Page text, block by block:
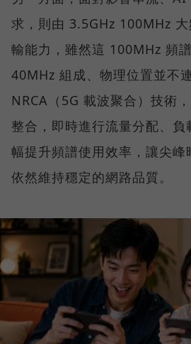
求，則由 3.5GHz 100MHz
輸能力，雖然這 100MHz 頻
40MHz 組成、物理位置並不
NRCA（5G 載波聚合）技術
整合，即時進行流量分配、負
幅提升頻譜使用效率，讓尖峰
依然維持穩定的網路品質。